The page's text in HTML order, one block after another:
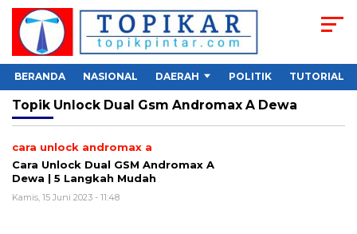
BERANDA NASIONAL DAERAH POLITIK TUTORIAL
Topik Unlock Dual Gsm Andromax A Dewa
cara unlock andromax a
Cara Unlock Dual GSM Andromax A
Dewa | 5 Langkah Mudah
Kamis, 15 Juni 2023 - 11:48